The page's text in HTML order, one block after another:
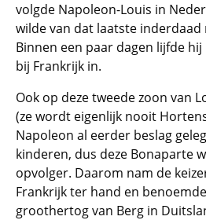
volgde Napoleon-Louis in
wilde van dat laatste inderdaad
Binnen een paar dagen lijfde
bij Frankrijk in.
Ook op deze tweede zoon van
(ze wordt eigenlijk nooit
Napoleon al eerder beslag
kinderen, dus deze Bonaparte
opvolger. Daarom nam de
Frankrijk ter hand en
groothertog van Berg in